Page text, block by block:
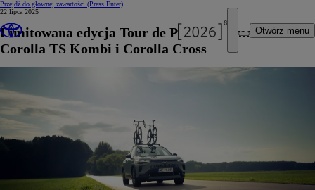
Przejdź do głównej zawartości (Press Enter)
Otwórz menu
22 lipca 2025
Limitowana edycja Tour de Pologne w modelach
Corolla TS Kombi i Corolla Cross